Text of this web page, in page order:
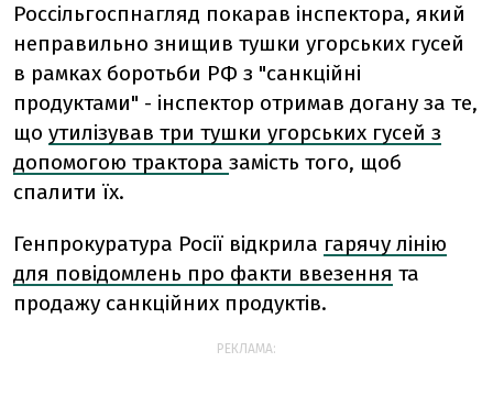
Россільгоспнагляд покарав інспектора, який
неправильно знищив тушки угорських гусей
в рамках боротьби РФ з "санкційні
продуктами" - інспектор отримав догану за те,
що утилізував три тушки угорських гусей з
допомогою трактора замість того, щоб
спалити їх.
Генпрокуратура Росії відкрила гарячу лінію
для повідомлень про факти ввезення та
продажу санкційних продуктів.
РЕКЛАМА: